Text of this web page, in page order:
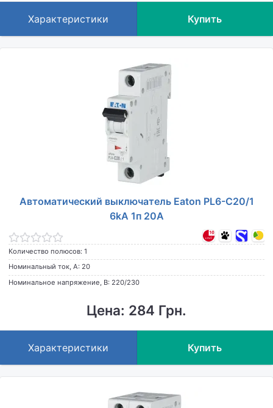
Характеристики Купить
Автоматический выключатель Eaton PL6-C20/1
6kA 1п 20A
Количество полюсов: 1
Номинальный ток, А: 20
Номинальное напряжение, В: 220/230
Цена: 284 Грн.
Характеристики Купить